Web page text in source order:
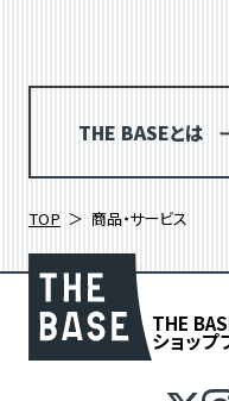
THE BASEとは
TOP 商品・サービス
THE
ショップ